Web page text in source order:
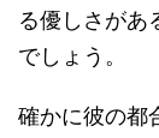
る優しさがあ
でしょう。
確かに彼の都